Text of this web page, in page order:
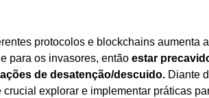
protocolos e blockchains aumenta a
para os invasores, então estar
de desatenção/descuido. Diante
explorar e implementar práticas